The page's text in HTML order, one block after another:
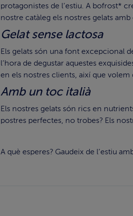
protagonistes de l’estiu. A bofrost*
nostre catàleg els nostres gelats
Gelat sense lactosa
Els gelats són una font excepcional
l’hora de degustar aquestes
en els nostres clients, així que
Amb un toc italià
Els nostres gelats són rics en
postres perfectes, no trobes? Els
A què esperes? Gaudeix de l’estiu